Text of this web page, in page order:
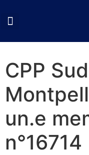
CPP
un.e
n°16714